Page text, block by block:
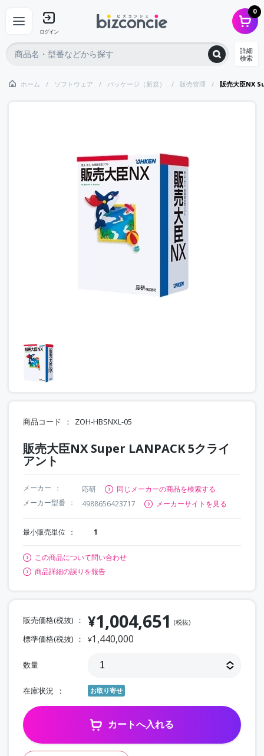
ログイン
0
詳細
検索
ホーム ソフトウェア パッケージ（新規） 販売管理 販売大臣NX
商品コード ZOH-HBSNXL-05
販売大臣NX Super LANPACK 5クライ
アント
メーカー 応研
同じメーカーの商品を検索する
メーカー型番
4988656423717 メーカーサイトを見る
最小販売単位 1
この商品について問い合わせ
商品詳細の誤りを報告
販売価格(税抜) ¥1,004,651 (税抜)
標準価格(税抜) ¥1,440,000
数量
在庫状況 お取り寄せ
カートへ入れる